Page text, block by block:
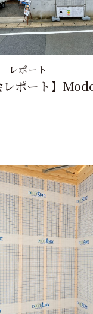
レポート
レポート】